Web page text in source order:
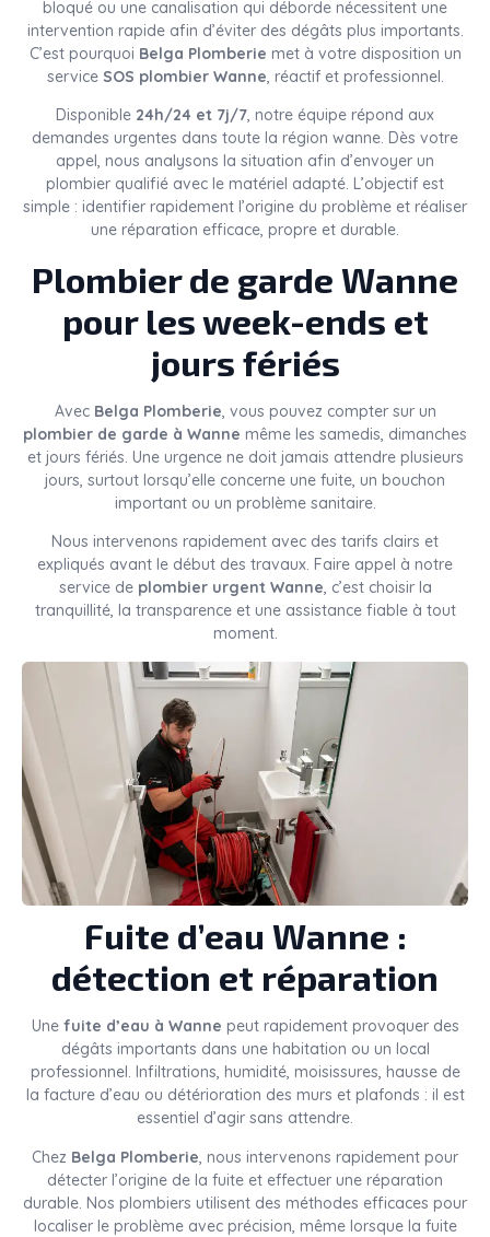
bloqué ou une canalisation qui déborde nécessitent une
intervention rapide afin d’éviter des dégâts plus importants.
C’est pourquoi Belga Plomberie met à votre disposition un
service SOS plombier Wanne, réactif et professionnel.
Disponible 24h/24 et 7j/7, notre équipe répond aux
demandes urgentes dans toute la région wanne. Dès votre
appel, nous analysons la situation afin d’envoyer un
plombier qualifié avec le matériel adapté. L’objectif est
simple : identifier rapidement l’origine du problème et réaliser
une réparation efficace, propre et durable.
Plombier de garde Wanne
pour les week-ends et
jours fériés
Avec Belga Plomberie, vous pouvez compter sur un
plombier de garde à Wanne même les samedis, dimanches
et jours fériés. Une urgence ne doit jamais attendre plusieurs
jours, surtout lorsqu’elle concerne une fuite, un bouchon
important ou un problème sanitaire.
Nous intervenons rapidement avec des tarifs clairs et
expliqués avant le début des travaux. Faire appel à notre
service de plombier urgent Wanne, c’est choisir la
tranquillité, la transparence et une assistance fiable à tout
moment.
Fuite d’eau Wanne :
détection et réparation
Une fuite d’eau à Wanne peut rapidement provoquer des
dégâts importants dans une habitation ou un local
professionnel. Infiltrations, humidité, moisissures, hausse de
la facture d’eau ou détérioration des murs et plafonds : il est
essentiel d’agir sans attendre.
Chez Belga Plomberie, nous intervenons rapidement pour
détecter l’origine de la fuite et effectuer une réparation
durable. Nos plombiers utilisent des méthodes efficaces pour
localiser le problème avec précision, même lorsque la fuite